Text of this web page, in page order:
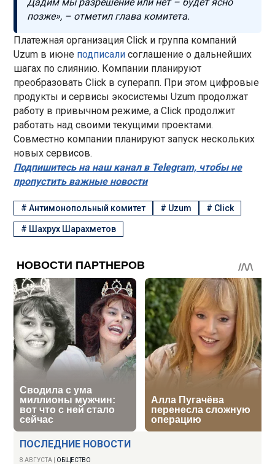
ПОСЛЕДНИЕ НОВОСТИ
8 АВГУСТА ОБЩЕСТВО
позже», – отметил глава комитета.
Платежная организация Click и группа компаний
Uzum в июне подписалисоглашение о дальнейших
шагах по слиянию. Компании планируют
преобразовать Click в суперапп. При этом цифровые
продукты и сервисы экосистемы Uzum продолжат
работу в привычном режиме, а Click продолжит
работать над своими текущими проектами.
Совместно компании планируют запуск нескольких
новых сервисов.
Подпишитесь на наш канал в Telegram, чтобы не
пропустить важные новости
#Антимонопольный комитет # Uzum # Click
# Шахрух Шарахметов